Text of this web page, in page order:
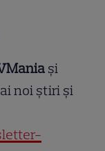
și
noi știri și